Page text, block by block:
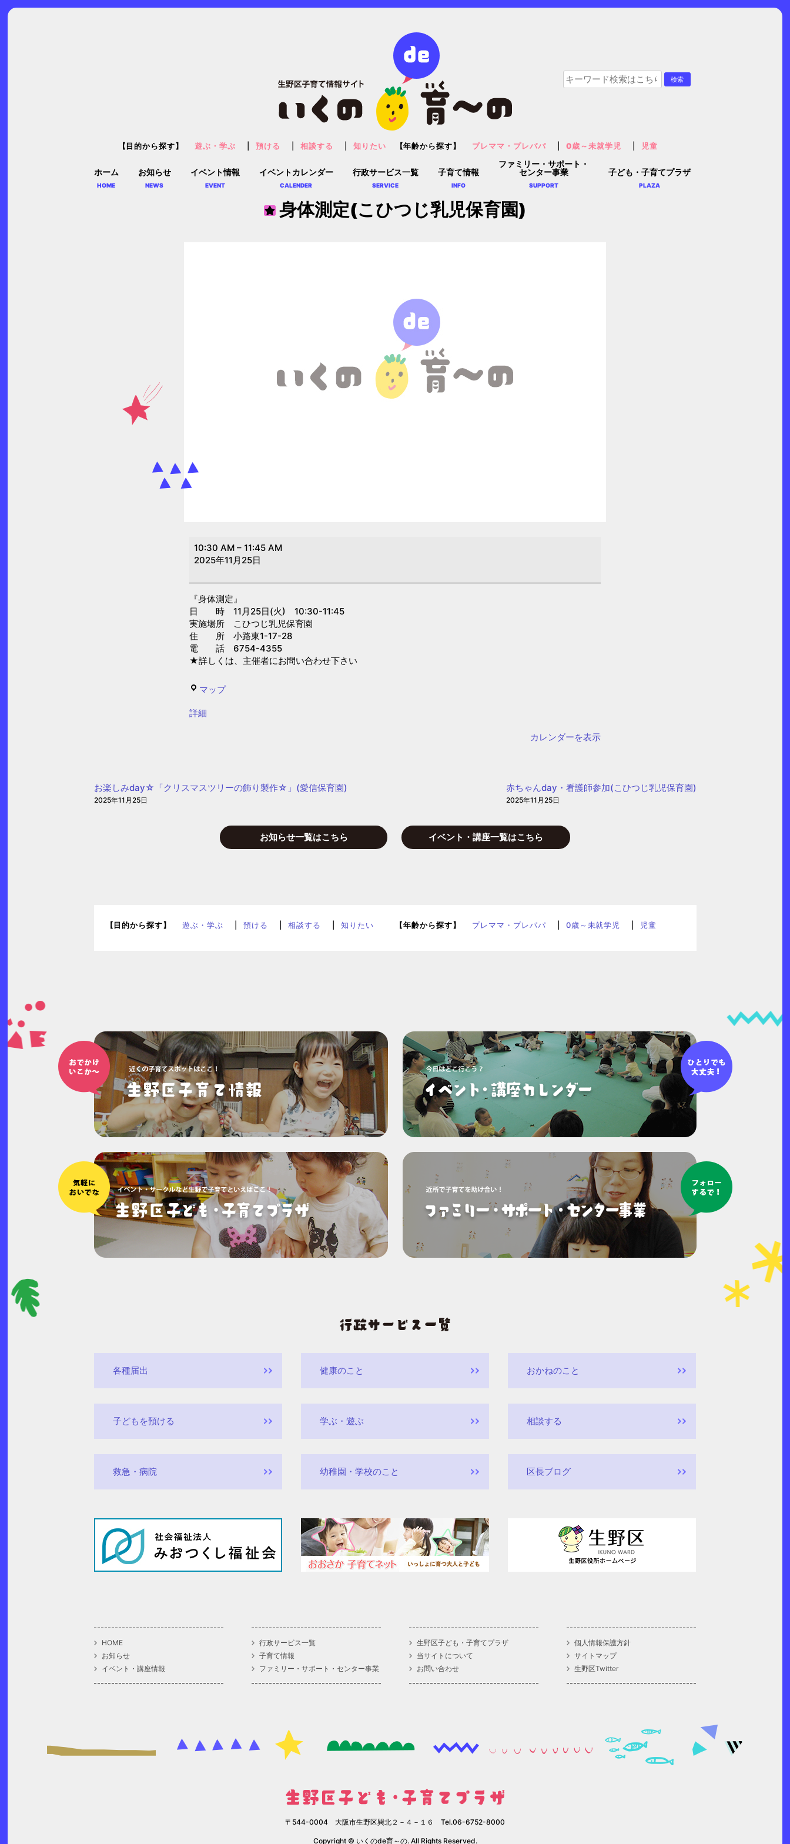
ホーム
HOME
お知らせ
NEWS
イベント情報
EVENT
イベントカレンダー
CALENDER
行政サービス一覧
SERVICE
子育て情報
INFO
ファミリー・サポート・
センター事業
SUPPORT
子ども・子育てプラザ
PLAZA
【目的から探す】 遊ぶ・学ぶ 預ける 相談する 知りたい 【年齢から探す】 プレママ・プレパパ 0歳～未就学児 児童
身体測定(こひつじ乳児保育園)
身
体
(こ
ひ
つ
じ
乳
育
10:30 AM – 11:45 AM
2025年11月25日
『身体測定』
日 時 11月25日(火) 10:30-11:45
実施場所 こひつじ乳児保育園
住 所 小路東1-17-28
電 話 6754-4355
★詳しくは、主催者にお問い合わせ下さい
マップこ
{title}
詳細
カレンダーを表示
お楽しみday☆「クリスマスツリーの飾り製作☆」(愛信保育園)
2025年11月25日
赤ちゃんday・看護師参加(こひつじ乳児保育園)
2025年11月25日
お知らせ一覧はこちら イベント・講座一覧はこちら
【目的から探す】 遊ぶ・学ぶ 預ける 相談する 知りたい 【年齢から探す】 プレママ・プレパパ 0歳～未就学児 児童
各種届出 健康のこと おかねのこと
子どもを預ける 学ぶ・遊ぶ 相談する
救急・病院 幼稚園・学校のこと 区長ブログ
HOME
お知らせ
イベント・講座情報
行政サービス一覧
子育て情報
ファミリー・サポート・センター事業
生野区子ども・子育てプラザ
当サイトについて
お問い合わせ
個人情報保護方針
サイトマップ
生野区Twitter
〒544-0004 大阪市生野区巽北２－４－１６ Tel.06-6752-8000
Copyright © いくのde育～の. All Rights Reserved.